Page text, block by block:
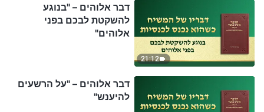
21:12
דבר אלוהים – "בנוגע
להשקטת לבכם בפני
אלוהים"
דבר אלוהים – "על הרשעים
להיענש"